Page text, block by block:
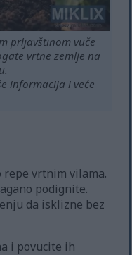
prljavštinom vuče
vrtne zemlje na
informacija i veće
vrtnim vilama.
podignite.
da isklizne bez
i povucite ih